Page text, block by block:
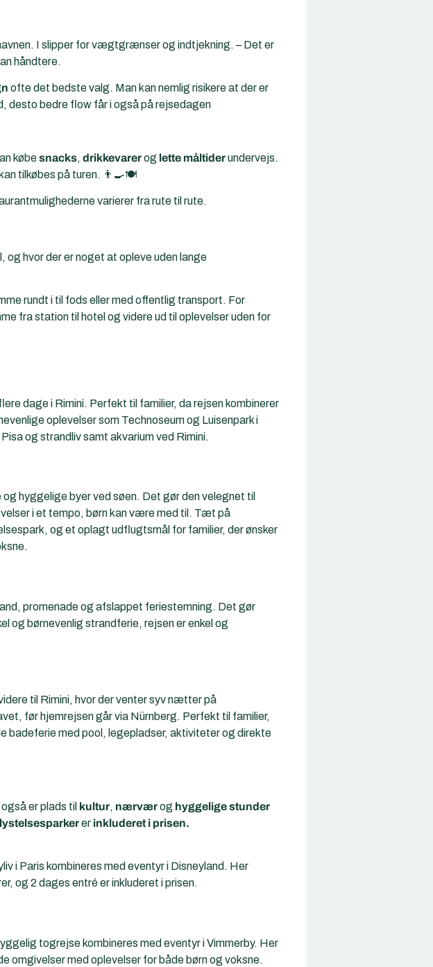
I slipper for vægtgrænser og indtjekning. – Det er
håndtere.
ofte det bedste valg. Man kan nemlig risikere at der er
desto bedre flow får i også på rejsedagen
købesnacks, drikkevarerog lette måltiderundervejs.
tilkøbes på turen. 👨‍🍳🍽️
varierer fra rute til rute.
og hvor der er noget at opleve uden lange
rundt i til fods eller med offentlig transport. For
fra station til hotel og videre ud til oplevelser uden for
dage i Rimini. Perfekt til familier, da rejsen kombinerer
oplevelser som Technoseum og Luisenpark i
og strandliv samt akvarium ved Rimini.
hyggelige byer ved søen. Det gør den velegnet til
i et tempo, børn kan være med til. Tæt på
og et oplagt udflugtsmål for familier, der ønsker
promenade og afslappet feriestemning. Det gør
og børnevenlig strandferie, rejsen er enkel og
til Rimini, hvor der venter syv nætter på
før hjemrejsen går via Nürnberg. Perfekt til familier,
badeferie med pool, legepladser, aktiviteter og direkte
er plads til kultur, nærværog hyggelige stunder
er inkluderet i prisen.
i Paris kombineres med eventyr i Disneyland. Her
og 2 dages entré er inkluderet i prisen.
togrejse kombineres med eventyr i Vimmerby. Her
med oplevelser for både børn og voksne.